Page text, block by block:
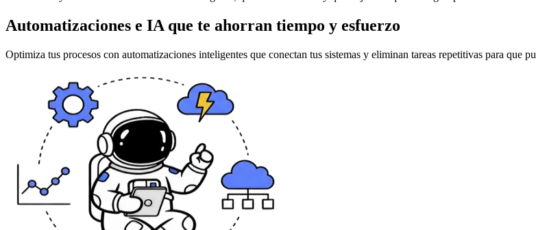
Automatizaciones e IA que te ahorran tiempo y esfuerzo
Optimiza tus procesos con automatizaciones inteligentes que conectan tus sistemas y eliminan tareas repetitivas para que